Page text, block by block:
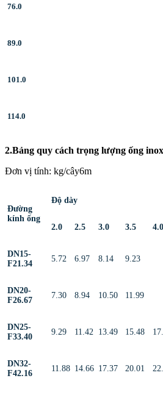
76.0
89.0
101.0
114.0
2.Bảng quy cách trọng lượng ống
Đơn vị tính: kg/cây6m
Đường
kính ống
Độ dày
2.0 2.5 3.0 3.5 4.0
DN15-
F21.34
5.72 6.97 8.14 9.23
DN20-
F26.67
7.30 8.94 10.50 11.99
DN25-
F33.40
9.29 11.42 13.49 15.48
DN32-
F42.16
11.88 14.66 17.37 20.01